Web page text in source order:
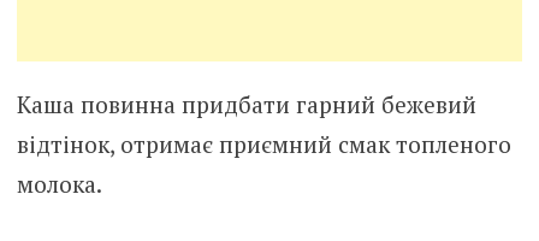
Каша повинна придбати гарний бежевий
відтінок, отримає приємний смак топленого
молока.